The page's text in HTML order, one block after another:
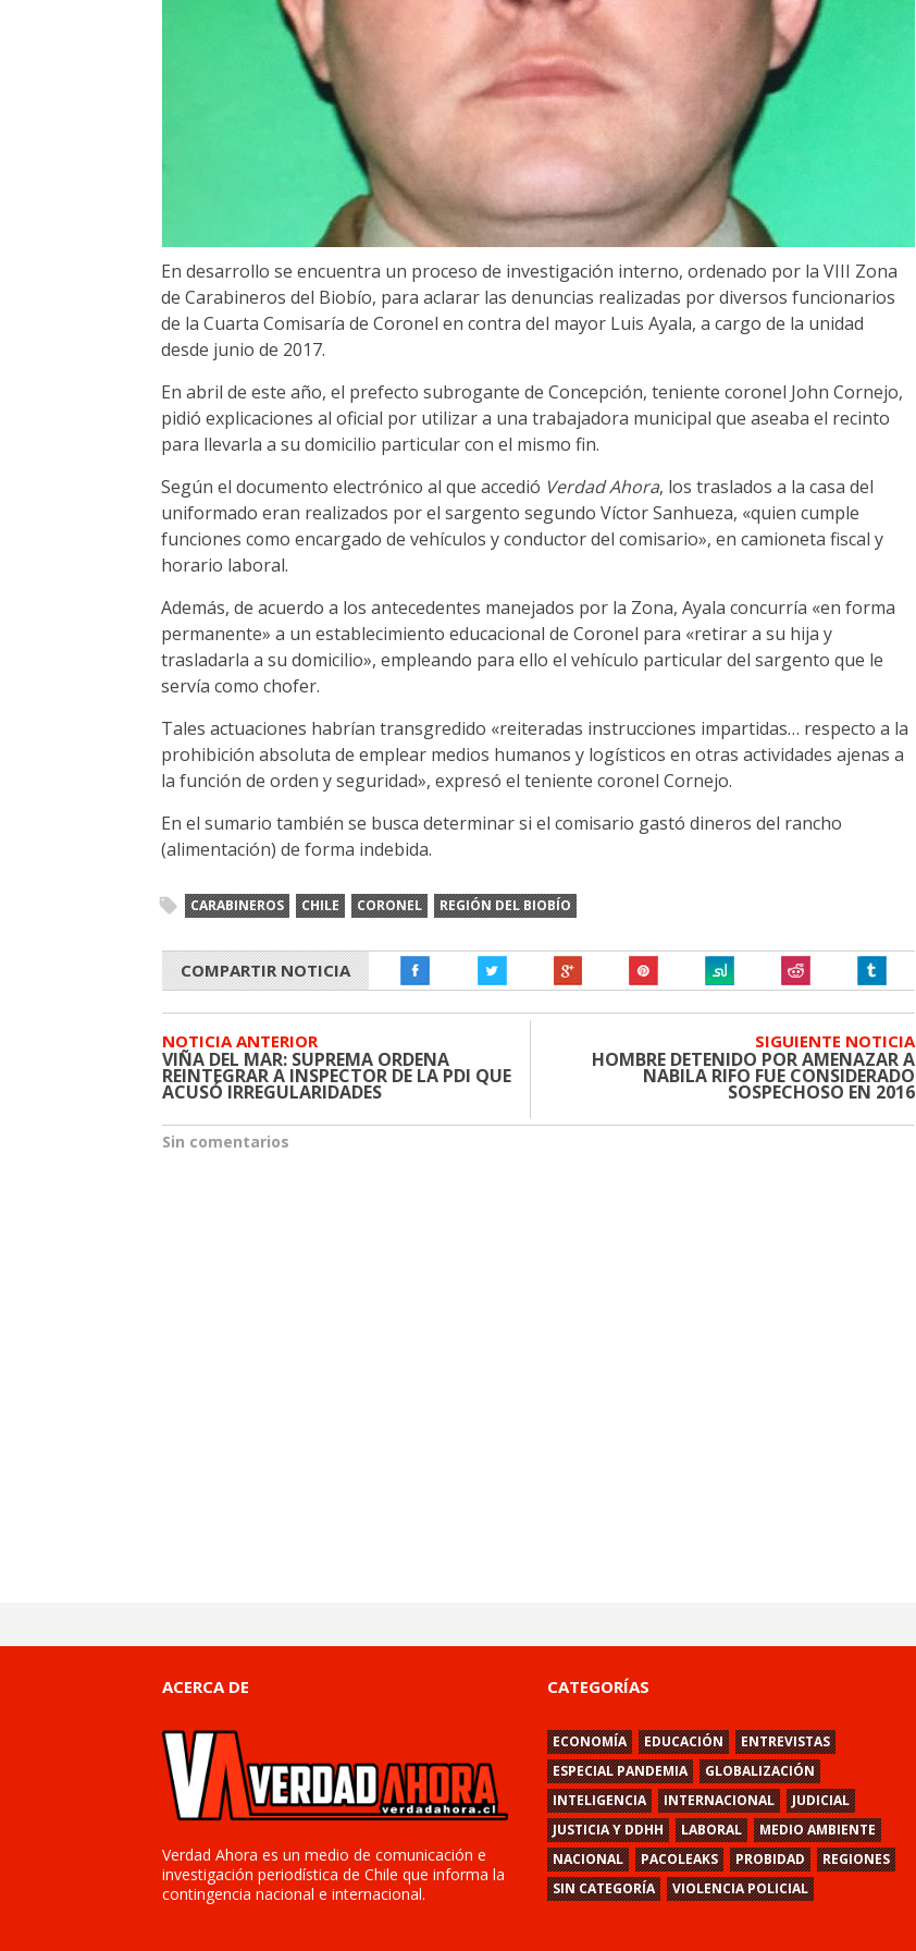
En desarrollo se encuentra un proceso de investigación interno, ordenado por la VIII Zona
de Carabineros del Biobío, para aclarar las denuncias realizadas por diversos funcionarios
de la Cuarta Comisaría de Coronel en contra del mayor Luis Ayala, a cargo de la unidad
desde junio de 2017.
En abril de este año, el prefecto subrogante de Concepción, teniente coronel John Cornejo,
pidió explicaciones al oficial por utilizar a una trabajadora municipal que aseaba el recinto
para llevarla a su domicilio particular con el mismo fin.
Según el documento electrónico al que accedió Verdad Ahora, los traslados a la casa del
uniformado eran realizados por el sargento segundo Víctor Sanhueza, «quien cumple
funciones como encargado de vehículos y conductor del comisario», en camioneta fiscal y
horario laboral.
Además, de acuerdo a los antecedentes manejados por la Zona, Ayala concurría «en forma
permanente» a un establecimiento educacional de Coronel para «retirar a su hija y
trasladarla a su domicilio», empleando para ello el vehículo particular del sargento que le
servía como chofer.
Tales actuaciones habrían transgredido «reiteradas instrucciones impartidas… respecto a la
prohibición absoluta de emplear medios humanos y logísticos en otras actividades ajenas a
la función de orden y seguridad», expresó el teniente coronel Cornejo.
En el sumario también se busca determinar si el comisario gastó dineros del rancho
(alimentación) de forma indebida.
CARABINEROS CHILE CORONEL REGIÓN DEL BIOBÍO
COMPARTIR NOTICIA
NOTICIA ANTERIOR
VIÑA DEL MAR: SUPREMA ORDENA
REINTEGRAR A INSPECTOR DE LA PDI QUE
ACUSÓ IRREGULARIDADES
SIGUIENTE NOTICIA
HOMBRE DETENIDO POR AMENAZAR A
NABILA RIFO FUE CONSIDERADO
SOSPECHOSO EN 2016
Sin comentarios
ACERCA DE
Verdad Ahora es un medio de comunicación e
investigación periodística de Chile que informa la
contingencia nacional e internacional.
CATEGORÍAS
ECONOMÍA EDUCACIÓN
ENTREVISTAS
ESPECIAL PANDEMIA
GLOBALIZACIÓN
INTELIGENCIA
INTERNACIONAL
JUDICIAL
JUSTICIA Y DDHH
LABORAL
MEDIO AMBIENTE
NACIONAL
PACOLEAKS PROBIDAD
REGIONES
SIN CATEGORÍA
VIOLENCIA POLICIAL